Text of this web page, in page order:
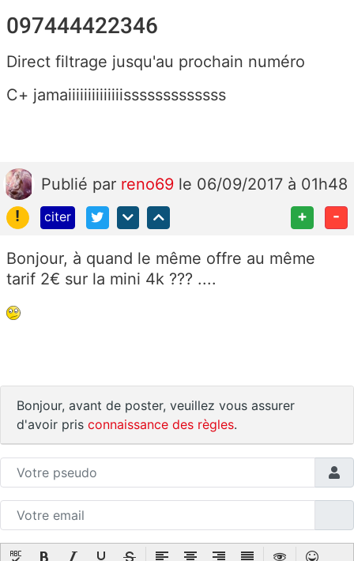
097444422346
Direct filtrage jusqu'au prochain numéro
C+ jamaiiiiiiiiiiiiiisssssssssssss
Publié par reno69 le 06/09/2017 à 01h48
!
citer + -
Bonjour, à quand le même offre au même
tarif 2€ sur la mini 4k ??? ....
Bonjour, avant de poster, veuillez vous assurer
d'avoir pris connaissance des règles.